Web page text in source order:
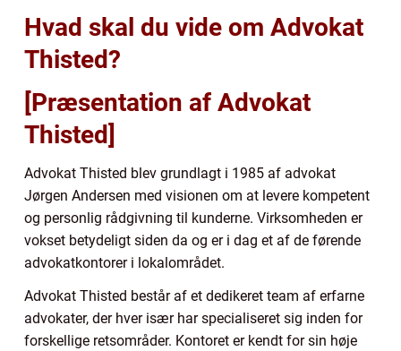
Hvad skal du vide om Advokat
Thisted?
[Præsentation af Advokat
Thisted]
Advokat Thisted blev grundlagt i 1985 af advokat
Jørgen Andersen med visionen om at levere kompetent
og personlig rådgivning til kunderne. Virksomheden er
vokset betydeligt siden da og er i dag et af de førende
advokatkontorer i lokalområdet.
Advokat Thisted består af et dedikeret team af erfarne
advokater, der hver især har specialiseret sig inden for
forskellige retsområder. Kontoret er kendt for sin høje